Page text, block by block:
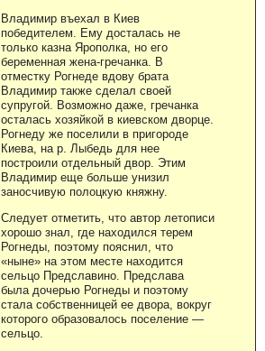
Владимир въехал в Киев
победителем. Ему досталась не
только казна Ярополка, но его
беременная жена-гречанка. В
отместку Рогнеде вдову брата
Владимир также сделал своей
супругой. Возможно даже, гречанка
осталась хозяйкой в киевском дворце.
Рогнеду же поселили в пригороде
Киева, на р. Лыбедь для нее
построили отдельный двор. Этим
Владимир еще больше унизил
заносчивую полоцкую княжну.
Следует отметить, что автор летописи
хорошо знал, где находился терем
Рогнеды, поэтому пояснил, что
«ныне» на этом месте находится
сельцо Предславино. Предслава
была дочерью Рогнеды и поэтому
стала собственницей ее двора, вокруг
которого образовалось поселение —
сельцо.